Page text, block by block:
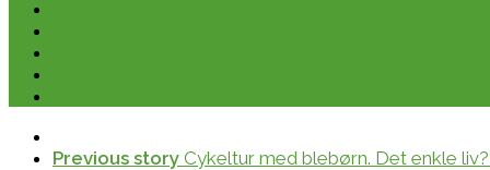
Previous story Cykeltur med blebørn. Det enkle